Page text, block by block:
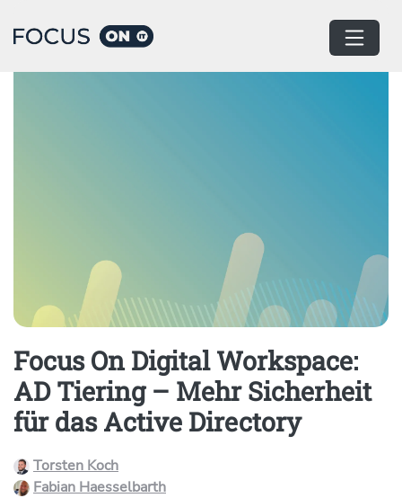
Home Podcast
Focus On Digital Workspace:
AD Tiering – Mehr Sicherheit
für das Active Directory
Torsten Koch
Fabian Haesselbarth